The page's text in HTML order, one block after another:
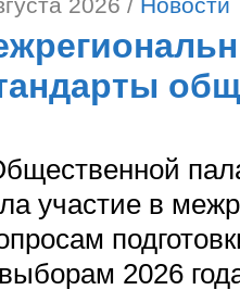
участие в
2026